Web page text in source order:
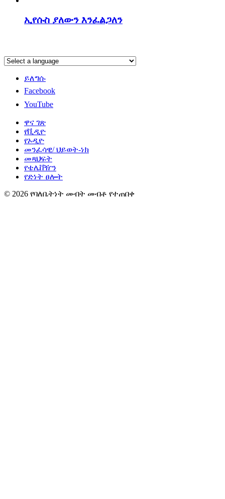
ኢየሱስ ያለውን እንፈልጋለን
ይለግሱ
Facebook
YouTube
ዋና ገጽ
የቪዲዮ
የኦዲዮ
መንፈሳዊ/ ህይወት-ነክ
መጻህፍት
የቴሌቨዥን
የድነት ፀሎት
© 2026 የባለቤትነት መብት መብቶ የተጠበቀ